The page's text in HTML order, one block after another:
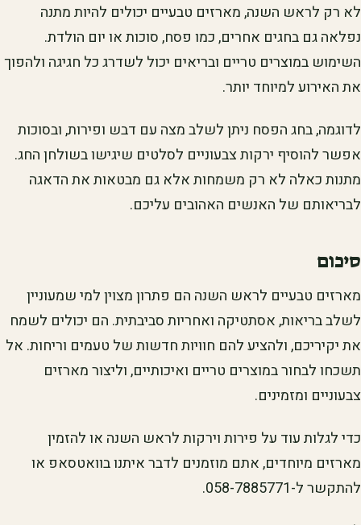
לא רק לראש השנה, מארזים טבעיים יכולים להיות מתנה
נפלאה גם בחגים אחרים, כמו פסח, סוכות או יום הולדת.
השימוש במוצרים טריים ובריאים יכול לשדרג כל חגיגה ולהפוך
את האירוע למיוחד יותר.
לדוגמה, בחג הפסח ניתן לשלב מצה עם דבש ופירות, ובסוכות
אפשר להוסיף ירקות צבעוניים לסלטים שיגישו בשולחן החג.
מתנות כאלה לא רק משמחות אלא גם מבטאות את הדאגה
לבריאותם של האנשים האהובים עליכם.
סיכום
מארזים טבעיים לראש השנה הם פתרון מצוין למי שמעוניין
לשלב בריאות, אסתטיקה ואחריות סביבתית. הם יכולים לשמח
את יקיריכם, ולהציע להם חוויות חדשות של טעמים וריחות. אל
תשכחו לבחור במוצרים טריים ואיכותיים, וליצור מארזים
צבעוניים ומזמינים.
כדי לגלות עוד על פירות וירקות לראש השנה או להזמין
מארזים מיוחדים, אתם מוזמנים לדבר איתנו בוואטסאפ או
להתקשר ל-058-7885771.